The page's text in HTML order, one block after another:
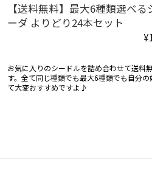
【送料無料】最大6種類選べ
ーダ よりどり24本セット
お気に入りのシードルを詰め合わせて送料
す。全て同じ種類でも最大6種類でも自分
て大変おすすめですよ♪